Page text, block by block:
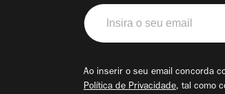
Insira
o
seu
Ao inserir o seu email concorda
Política de Privacidade, tal como